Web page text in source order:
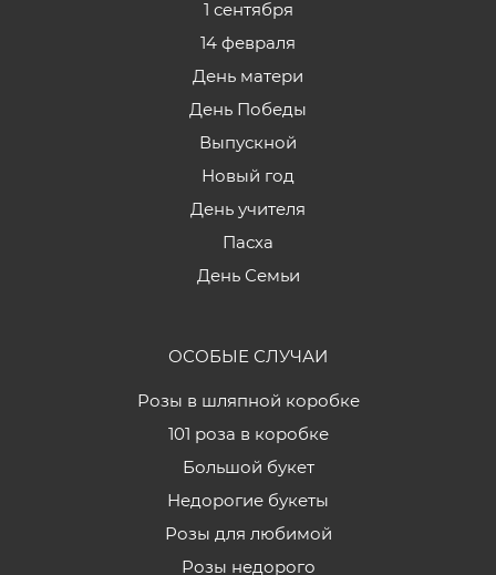
1 сентября
14 февраля
День матери
День Победы
Выпускной
Новый год
День учителя
Пасха
День Семьи
ОСОБЫЕ СЛУЧАИ
Розы в шляпной коробке
101 роза в коробке
Большой букет
Недорогие букеты
Розы для любимой
Розы недорого